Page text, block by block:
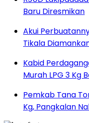
Baru Diresmikan
Akui
Tikala
Kabid
Murah LPG 3 Kg
Pemkab Tana
Kg, Pangkalan